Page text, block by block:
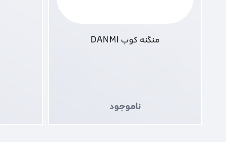
منگنه کوب DANMI
ناموجود